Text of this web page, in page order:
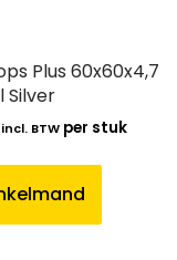
Plus 60x60x4,7
Silver
incl. BTW per stuk